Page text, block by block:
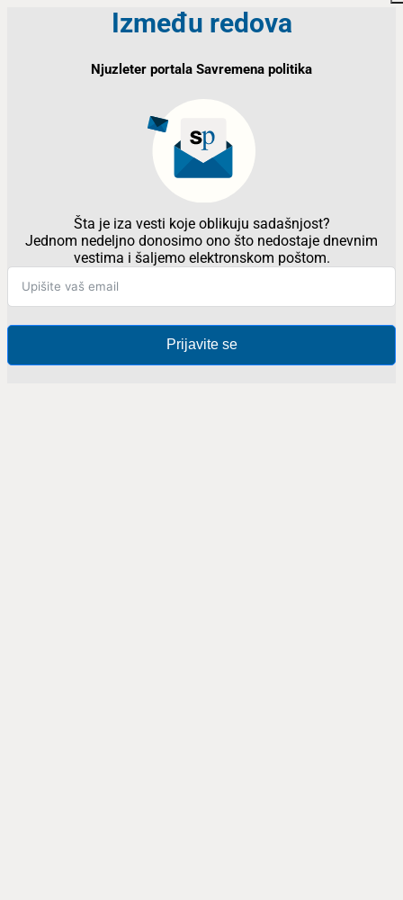
Između redova
Njuzleter portala Savremena politika
Šta je iza vesti koje oblikuju sadašnjost?
Jednom nedeljno donosimo ono što nedostaje dnevnim
vestima i šaljemo elektronskom poštom.
Prijavite se